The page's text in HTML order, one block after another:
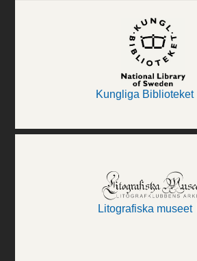
Kungliga Biblioteket
Litografiska museet